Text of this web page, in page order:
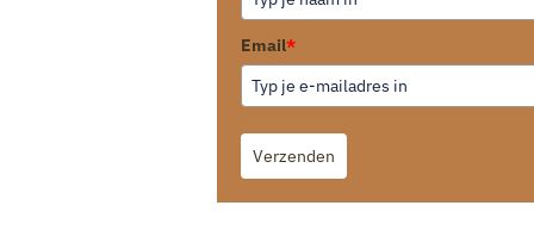
Email*
Verzenden